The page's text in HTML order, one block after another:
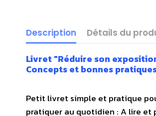
Description Détails du
Livret "Réduire son
Concepts et bonnes
Petit livret simple et pratique
pratiquer au quotidien : A lire et